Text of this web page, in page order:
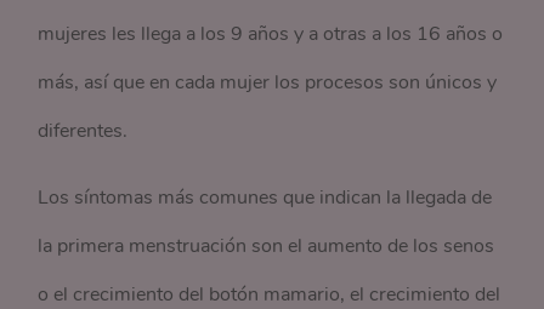
mujeres les llega a los 9 años y a otras a los 16 años o
más, así que en cada mujer los procesos son únicos y
diferentes.
Los síntomas más comunes que indican la llegada de
la primera menstruación son el aumento de los senos
o el crecimiento del botón mamario, el crecimiento del